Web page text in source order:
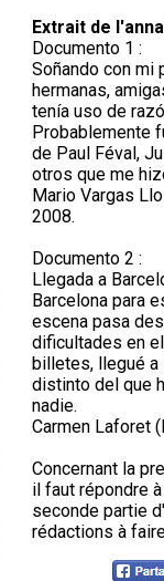
Extrait de
Documento 1 :
Soñando con mi
hermanas,
tenía uso de
Probablemente
de Paul Féval,
otros que me
Mario Vargas
2008.
Documento 2 :
Llegada a
Barcelona para
escena pasa
dificultades en
billetes, llegué a
distinto del que
nadie.
Carmen Laforet
Concernant la
il faut répondre
seconde partie
rédactions à